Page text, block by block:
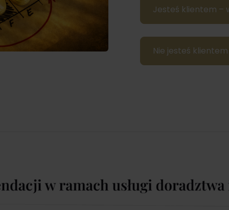
Jesteś klientem –
Nie jesteś